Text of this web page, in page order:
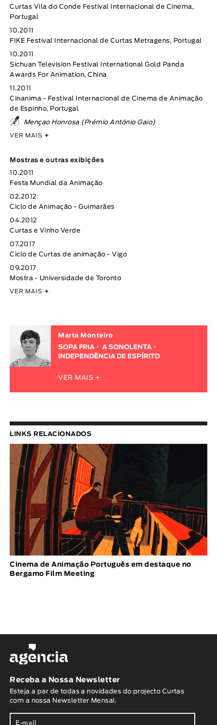
Curtas Vila do Conde Festival Internacional de Cinema,
Portugal
10.2011
FIKE Festival Internacional de Curtas Metragens, Portugal
10.2011
Sichuan Television Festival International Gold Panda
Awards For Animation, China
11.2011
Cinanima - Festival Internacional de Cinema de Animação
de Espinho, Portugal
Mençao Honrosa (Prémio António Gaio)
VER MAIS +
Mostras e outras exibições
10.2011
Festa Mundial da Animação
02.2012
Ciclo de Animação - Guimarães
04.2012
Curtas e Vinho Verde
07.2017
Ciclo de Curtas de animação - Vigo
09.2017
Mostra - Universidade de Toronto
VER MAIS +
Marta Monteiro
SOPA FRIA
A SONOLENTA
INDEPENDÊNCIA DE ESPÍRITO
VER MAIS +
LINKS RELACIONADOS
Cinema de Animação Português em destaque no
Bergamo Film Meeting
Receba a Nossa Newsletter
Esteja a par de todas a novidades do projecto Curtas
com a nossa Newsletter Mensal.